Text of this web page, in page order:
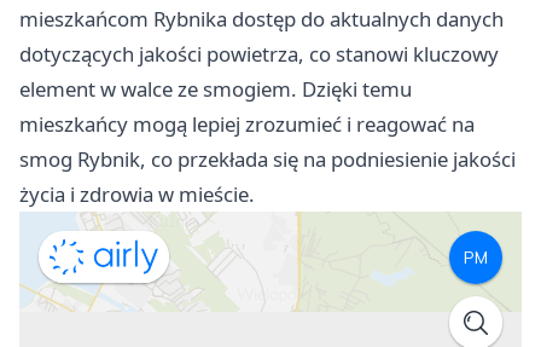
mieszkańcom Rybnika dostęp do aktualnych danych
dotyczących jakości powietrza, co stanowi kluczowy
element w walce ze smogiem. Dzięki temu
mieszkańcy mogą lepiej zrozumieć i reagować na
smog Rybnik, co przekłada się na podniesienie jakości
życia i zdrowia w mieście.